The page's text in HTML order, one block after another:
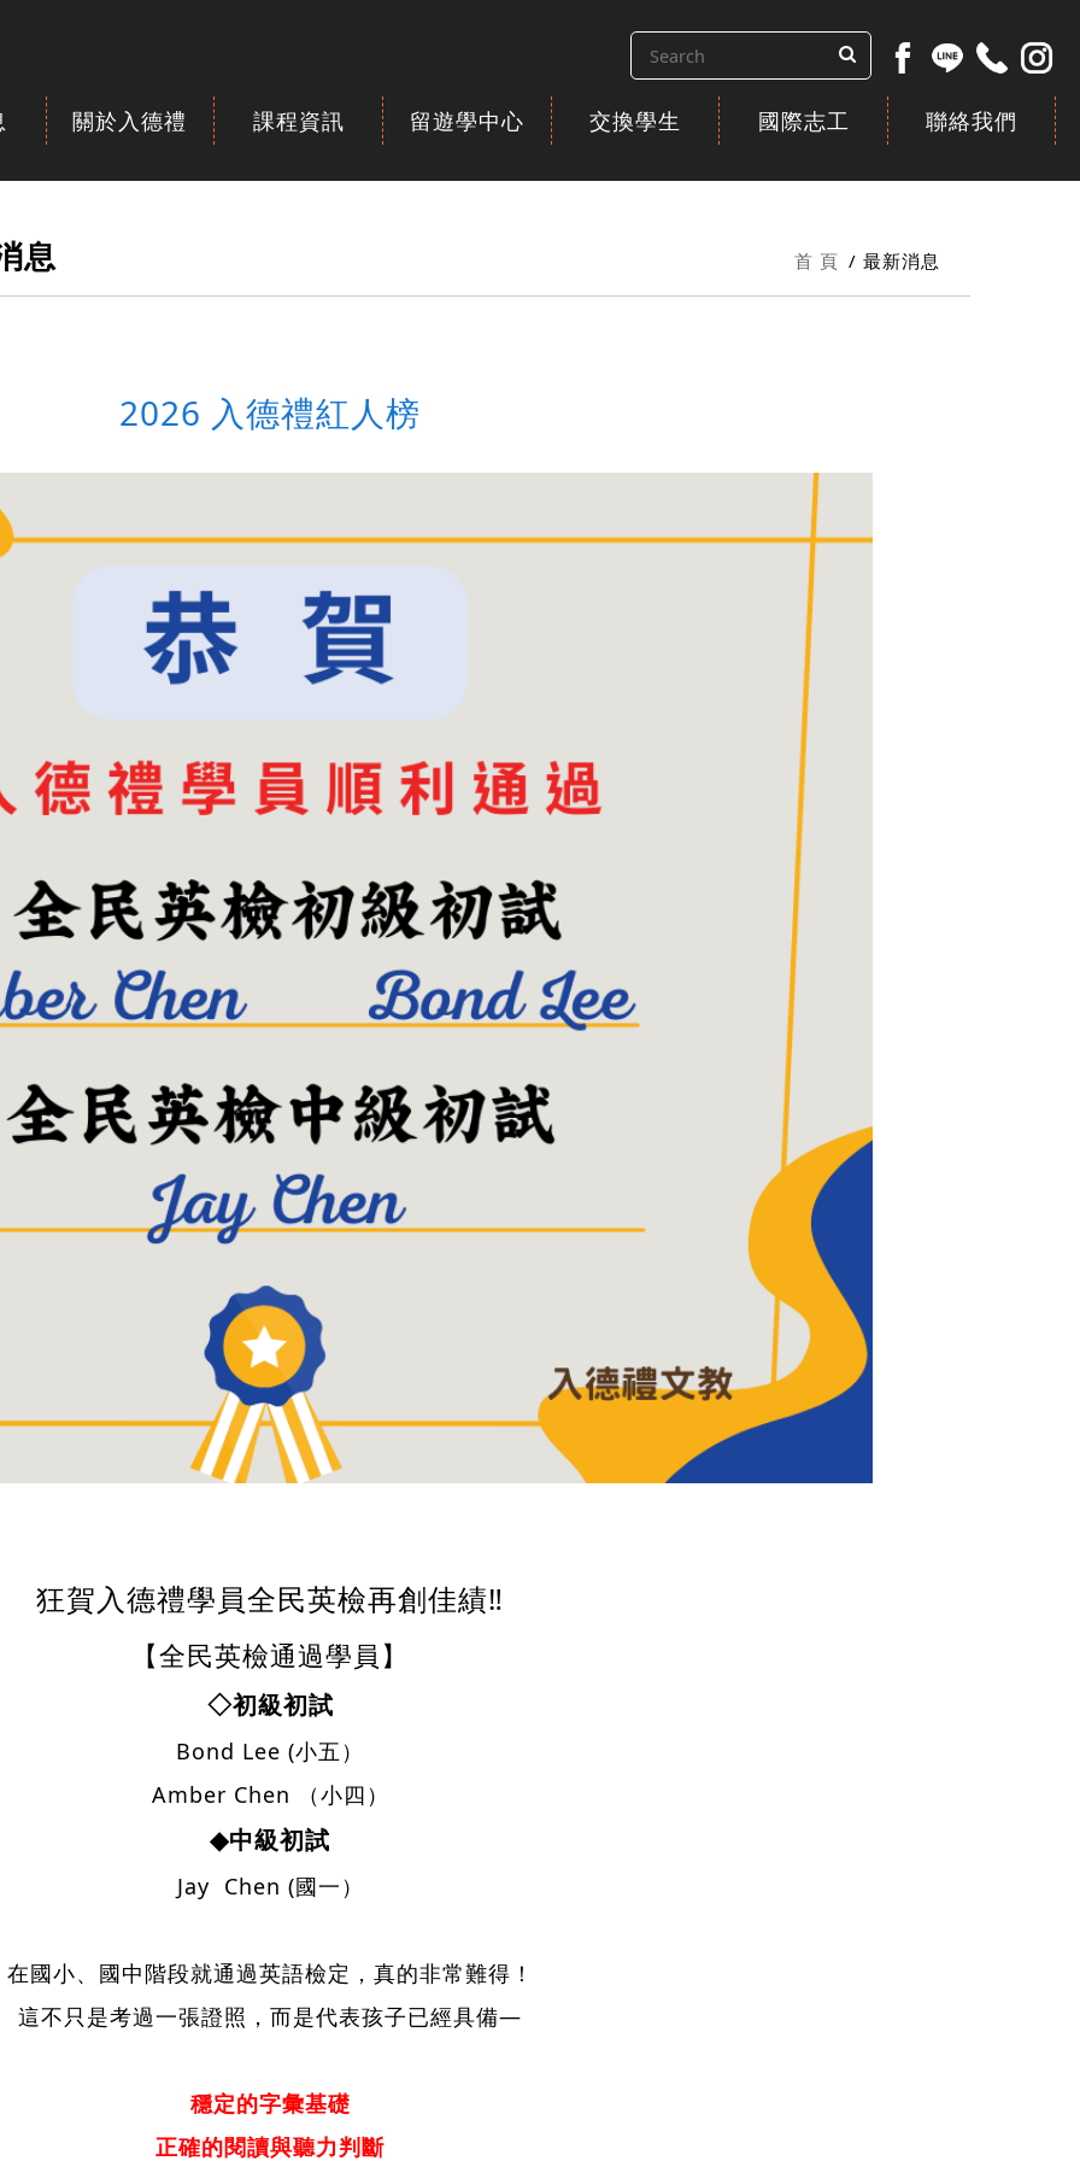
關於入德禮 課程資訊 留遊學中心 交換學生 國際志工 聯絡我們
息 首 頁 最新消息
2026 入德禮紅人榜
狂賀入德禮學員全民英檢再創佳績‼️
【全民英檢通過學員】
◇初級初試
Bond Lee (小五）
Amber Chen （小四）
◆中級初試
Jay Chen (國一）
在國小、國中階段就通過英語檢定，真的非常難得！
這不只是考過一張證照，而是代表孩子已經具備—
穩定的字彙基礎
正確的閱讀與聽力判斷